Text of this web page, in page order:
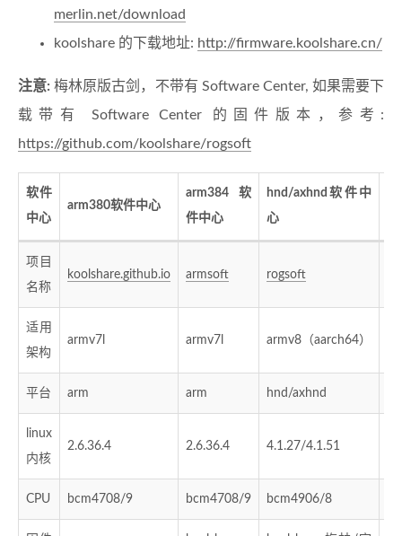
merlin.net/download
koolshare 的下载地址: http://firmware.koolshare.cn/
注意: 梅林原版古剑，不带有 Software Center, 如果需要下
载带有 Software Center 的固件版本，参考:
https://github.com/koolshare/rogsoft
软件
中心
arm380软件中心
arm384软
件中心
hnd/axhnd软件中
心
项目
名称
koolshare.github.io armsoft rogsoft
适用
架构
armv7l armv7l armv8（aarch64）
平台 arm arm hnd/axhnd
linux
内核
2.6.36.4 2.6.36.4 4.1.27/4.1.51
CPU bcm4708/9 bcm4708/9 bcm4906/8